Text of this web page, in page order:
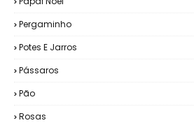
Pergaminho
Potes E Jarros
Pássaros
Pão
Rosas